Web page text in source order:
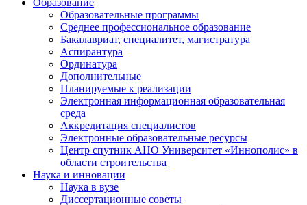
Образовательные программы
Среднее профессиональное образование
Бакалавриат, специалитет, магистратура
Аспирантура
Ординатура
Дополнительные
Планируемые к реализации
Электронная информационная образовательная
среда
Аккредитация специалистов
Электронные образовательные ресурсы
Центр спутник АНО Университет «Иннополис» в
области строительства
Наука и инновации
Наука в вузе
Диссертационные советы